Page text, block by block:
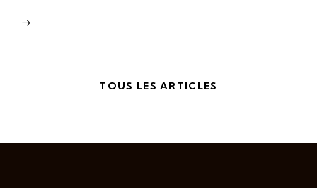
TOUS LES ARTICLES